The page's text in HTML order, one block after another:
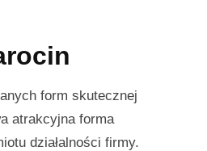
form skutecznej
atrakcyjna forma
działalności firmy.